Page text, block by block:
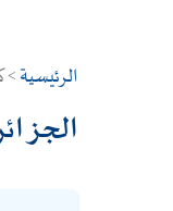
الرئيسية>
الجزائر /1954-1962 /